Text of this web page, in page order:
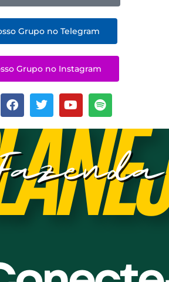
Grupo no Telegram
Grupo no Instagram